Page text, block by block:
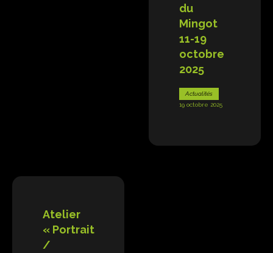
du
Mingot
11-19
octobre
2025
Actualités
19 octobre 2025
Atelier
« Portrait
/